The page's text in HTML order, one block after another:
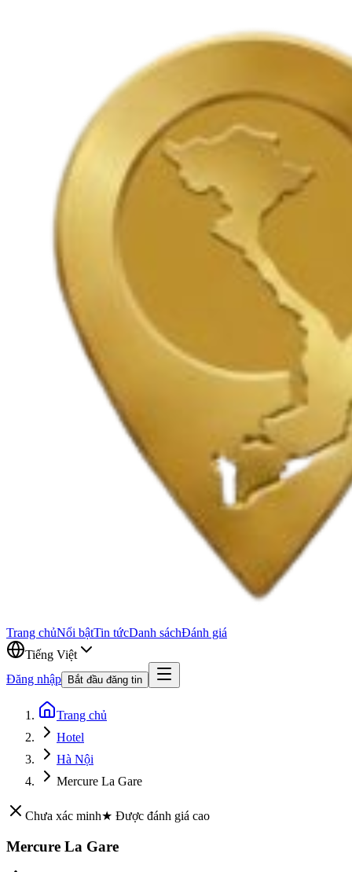
Trang chủNổi bậtTin tứcDanh sáchĐánh giá
Tiếng Việt
Đăng nhập
Bắt đầu đăng tin
Trang chủ
Hotel
Hà Nội
Mercure La Gare
Chưa xác minh★ Được đánh giá cao
Mercure La Gare